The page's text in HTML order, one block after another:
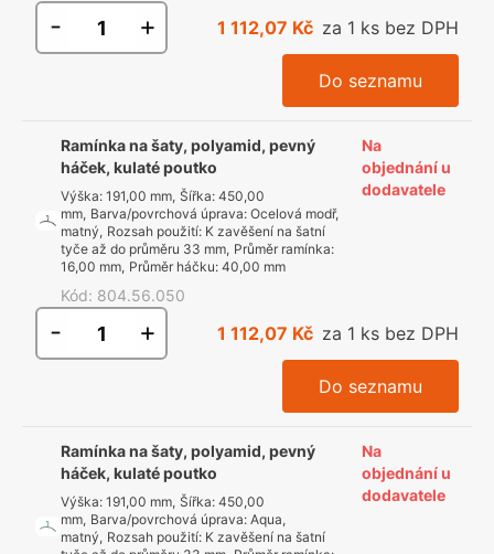
- + 1 112,07 Kč za 1 ks bez DPH
Do seznamu
Ramínka na šaty, polyamid, pevný
háček, kulaté poutko
Výška: 191,00 mm, Šířka: 450,00
mm, Barva/povrchová úprava: Ocelová modř,
matný, Rozsah použití: K zavěšení na šatní
tyče až do průměru 33 mm, Průměr ramínka:
16,00 mm, Průměr háčku: 40,00 mm
Kód: 804.56.050
Na
objednání u
dodavatele
- + 1 112,07 Kč za 1 ks bez DPH
Do seznamu
Ramínka na šaty, polyamid, pevný
háček, kulaté poutko
Výška:191,00 mm, Šířka:450,00
mm, Barva/povrchová úprava:Aqua,
matný, Rozsah použití: K zavěšení na šatní
Na
objednání u
dodavatele